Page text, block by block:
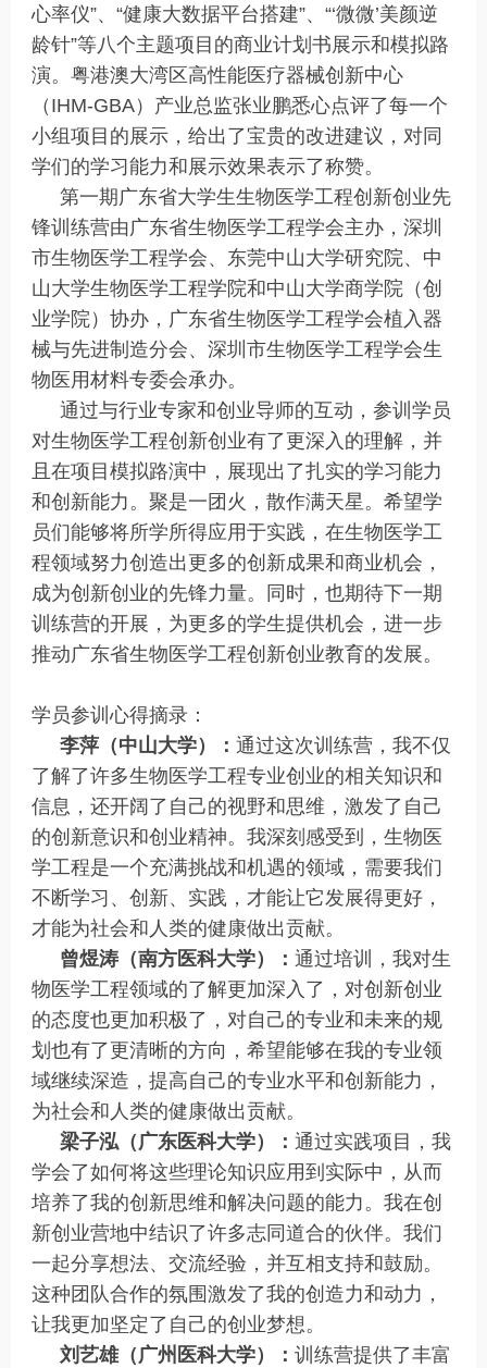
心率仪”、“健康大数据平台搭建”、“‘微微’美颜逆
龄针”等八个主题项目的商业计划书展示和模拟路
演。粤港澳大湾区高性能医疗器械创新中心
（IHM-GBA）产业总监张业鹏悉心点评了每一个
小组项目的展示，给出了宝贵的改进建议，对同
学们的学习能力和展示效果表示了称赞。
第一期广东省大学生生物医学工程创新创业先
锋训练营由广东省生物医学工程学会主办，深圳
市生物医学工程学会、东莞中山大学研究院、中
山大学生物医学工程学院和中山大学商学院（创
业学院）协办，广东省生物医学工程学会植入器
械与先进制造分会、深圳市生物医学工程学会生
物医用材料专委会承办。
通过与行业专家和创业导师的互动，参训学员
对生物医学工程创新创业有了更深入的理解，并
且在项目模拟路演中，展现出了扎实的学习能力
和创新能力。聚是一团火，散作满天星。希望学
员们能够将所学所得应用于实践，在生物医学工
程领域努力创造出更多的创新成果和商业机会，
成为创新创业的先锋力量。同时，也期待下一期
训练营的开展，为更多的学生提供机会，进一步
推动广东省生物医学工程创新创业教育的发展。
学员参训心得摘录：
李萍（中山大学）：通过这次训练营，我不仅
了解了许多生物医学工程专业创业的相关知识和
信息，还开阔了自己的视野和思维，激发了自己
的创新意识和创业精神。我深刻感受到，生物医
学工程是一个充满挑战和机遇的领域，需要我们
不断学习、创新、实践，才能让它发展得更好，
才能为社会和人类的健康做出贡献。
曾煜涛（南方医科大学）：通过培训，我对生
物医学工程领域的了解更加深入了，对创新创业
的态度也更加积极了，对自己的专业和未来的规
划也有了更清晰的方向，希望能够在我的专业领
域继续深造，提高自己的专业水平和创新能力，
为社会和人类的健康做出贡献。
梁子泓（广东医科大学）：通过实践项目，我
学会了如何将这些理论知识应用到实际中，从而
培养了我的创新思维和解决问题的能力。我在创
新创业营地中结识了许多志同道合的伙伴。我们
一起分享想法、交流经验，并互相支持和鼓励。
这种团队合作的氛围激发了我的创造力和动力，
让我更加坚定了自己的创业梦想。
刘艺雄（广州医科大学）：训练营提供了丰富